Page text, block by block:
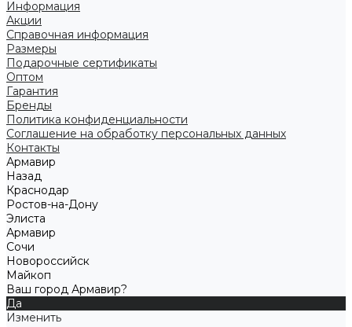
Информация
Акции
Справочная информация
Размеры
Подарочные сертификаты
Оптом
Гарантия
Бренды
Политика конфиденциальности
Соглашение на обработку персональных данных
Контакты
Армавир
Назад
Краснодар
Ростов-на-Дону
Элиста
Армавир
Сочи
Новороссийск
Майкоп
Ваш город Армавир?
Да
Изменить